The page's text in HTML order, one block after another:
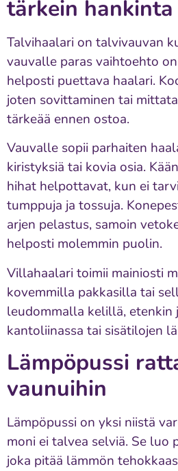
tärkein hankinta
Talvihaalari on talvivauvan
vauvalle paras vaihtoehto
helposti puettava haalari.
joten sovittaminen tai
tärkeää ennen ostoa.
Vauvalle sopii parhaiten
kiristyksiä tai kovia osia.
hihat helpottavat, kun ei
tumppuja ja tossuja.
arjen pelastus, samoin
helposti molemmin puolin.
Villahaalari toimii mainiosti
kovemmilla pakkasilla tai
leudommalla kelillä, etenkin
kantoliinassa tai sisätilojen
Lämpöpussi
vaunuihin
Lämpöpussi on yksi niistä
moni ei talvea selviä. Se luo
joka pitää lämmön